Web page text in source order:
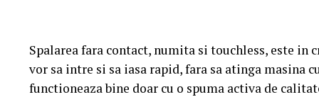
Spalarea fara contact, numita si touchless, este
vor sa intre si sa iasa rapid, fara sa atinga masina
functioneaza bine doar cu o spuma activa de